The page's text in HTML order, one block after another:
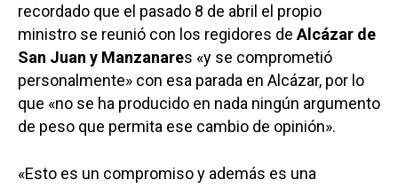
recordado que el pasado 8 de abril el propio
ministro se reunió con los regidores de Alcázar de
San Juan y Manzanares «y se comprometió
personalmente» con esa parada en Alcázar, por lo
que «no se ha producido en nada ningún argumento
de peso que permita ese cambio de opinión».
«Esto es un compromiso y además es una